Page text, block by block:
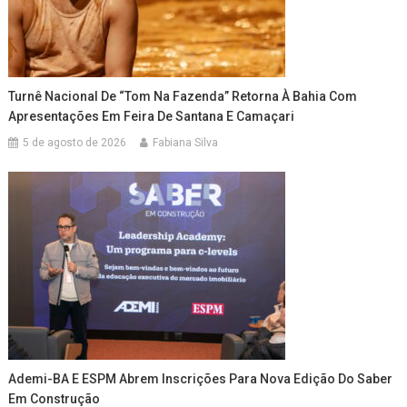
Turnê Nacional De “Tom Na Fazenda” Retorna À Bahia Com
Apresentações Em Feira De Santana E Camaçari
5 de agosto de 2026 Fabiana Silva
Ademi-BA E ESPM Abrem Inscrições Para Nova Edição Do Saber
Em Construção